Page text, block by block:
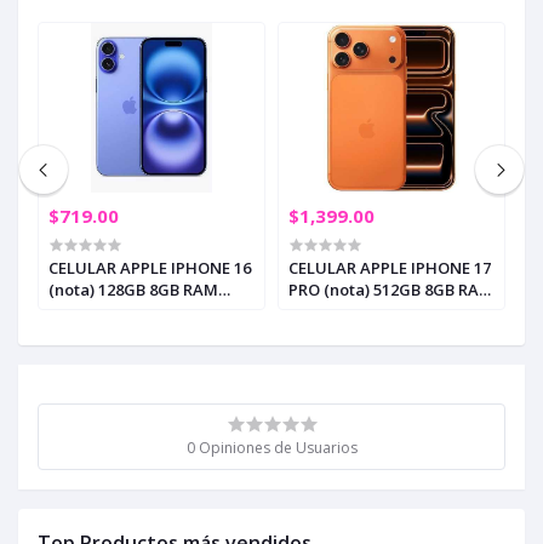
0 Opiniones de Usuarios
$719.00
CELULAR APPLE IPHONE 16
(nota) 128GB 8GB RAM
$1,399.00
CELULAR APPLE IPHONE 17
PRO (nota) 512GB 8GB RAM